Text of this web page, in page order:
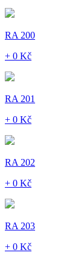
RA 200
+ 0 Kč
RA 201
+ 0 Kč
RA 202
+ 0 Kč
RA 203
+ 0 Kč